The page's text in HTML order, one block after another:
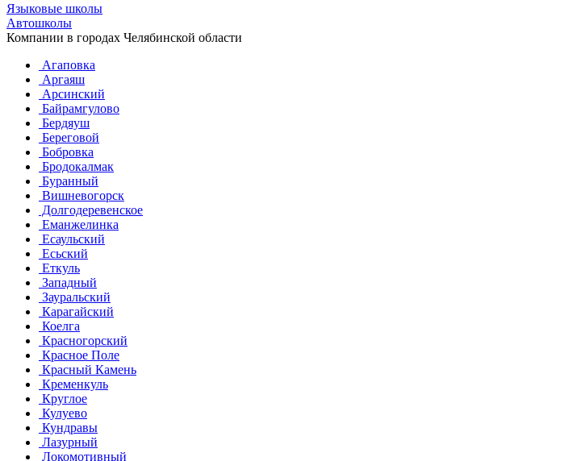
Языковые школы
Автошколы
Компании в городах Челябинской области
Агаповка
Аргаяш
Арсинский
Байрамгулово
Бердяуш
Береговой
Бобровка
Бродокалмак
Буранный
Вишневогорск
Долгодеревенское
Еманжелинка
Есаульский
Есьский
Еткуль
Западный
Зауральский
Карагайский
Коелга
Красногорский
Красное Поле
Красный Камень
Кременкуль
Круглое
Кулуево
Кундравы
Лазурный
Локомотивный